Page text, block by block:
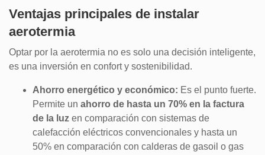
Ventajas principales de instalar
aerotermia
Optar por la aerotermia no es solo una decisión inteligente,
es una inversión en confort y sostenibilidad.
Ahorro energético y económico: Es el punto fuerte.
Permite un ahorro de hasta un 70% en la factura
de la luz en comparación con sistemas de
calefacción eléctricos convencionales y hasta un
50% en comparación con calderas de gasoil o gas